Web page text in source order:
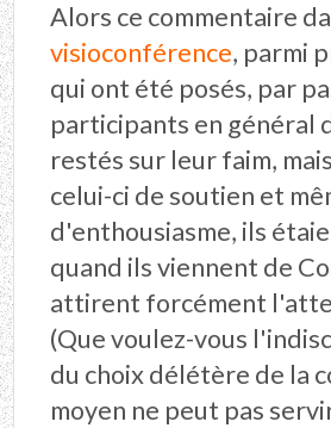
Alors ce commentaire
visioconférence, parmi
qui ont été posés, par
participants en général
restés sur leur faim,
celui-ci de soutien et
d'enthousiasme, ils
quand ils viennent de
attirent forcément
(Que voulez-vous
du choix délétère de la
moyen ne peut pas